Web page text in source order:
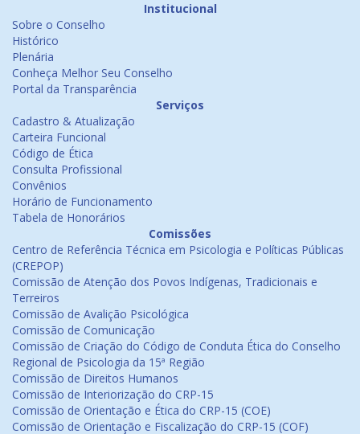
Institucional
Sobre o Conselho
Histórico
Plenária
Conheça Melhor Seu Conselho
Portal da Transparência
Serviços
Cadastro & Atualização
Carteira Funcional
Código de Ética
Consulta Profissional
Convênios
Horário de Funcionamento
Tabela de Honorários
Comissões
Centro de Referência Técnica em Psicologia e Políticas Públicas
(CREPOP)
Comissão de Atenção dos Povos Indígenas, Tradicionais e
Terreiros
Comissão de Avalição Psicológica
Comissão de Comunicação
Comissão de Criação do Código de Conduta Ética do Conselho
Regional de Psicologia da 15ª Região
Comissão de Direitos Humanos
Comissão de Interiorização do CRP-15
Comissão de Orientação e Ética do CRP-15 (COE)
Comissão de Orientação e Fiscalização do CRP-15 (COF)